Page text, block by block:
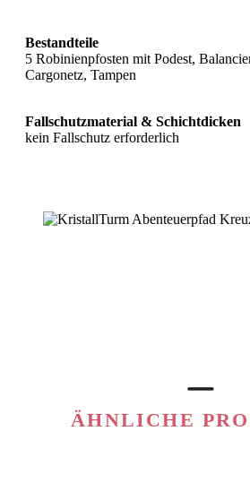
Bestandteile
5 Robinienpfosten mit Podest,
Cargonetz, Tampen
Fallschutzmaterial & Schichtdicken
kein Fallschutz erforderlich
ÄHNLICHE